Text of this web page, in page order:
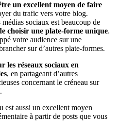
un excellent moyen de faire
du trafic vers votre blog.
sociaux est beaucoup de
choisir une plate-forme unique.
votre audience sur une
sur d’autres plate-formes.
les réseaux sociaux en
, en partageant d’autres
concernant le créneau sur
est aussi un excellent moyen
à partir de posts que vous